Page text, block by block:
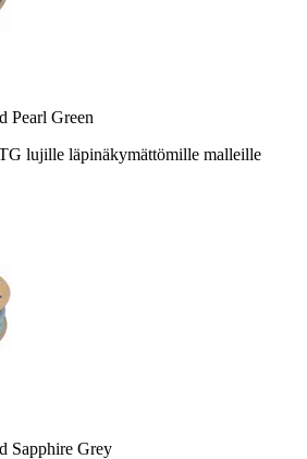
Pearl Green
lujille läpinäkymättömille malleille
Sapphire Grey